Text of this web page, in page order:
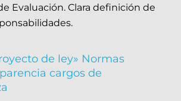
Evaluación. Clara definición de
de ley» Normas
cargos de